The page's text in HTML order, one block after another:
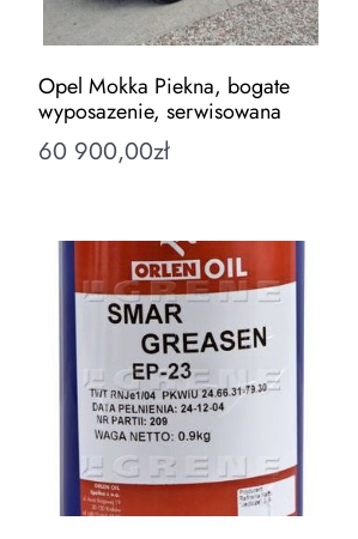
Opel Mokka Piekna, bogate
wyposazenie, serwisowana
60 900,00zł